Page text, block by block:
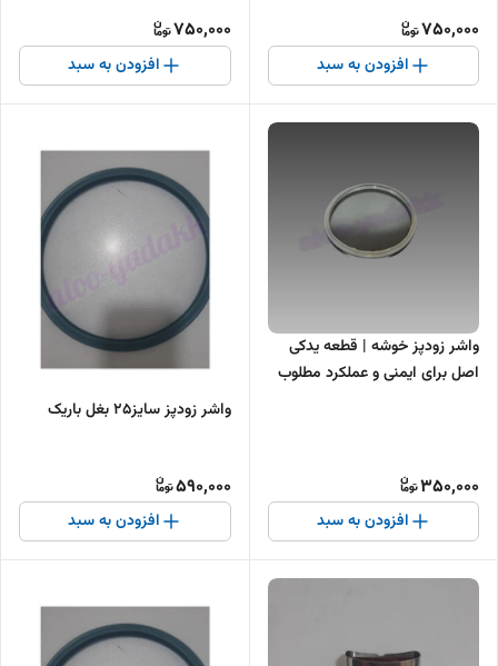
750,000
افزودن به سبد
750,000
افزودن به سبد
واشر زودپز خوشه | قطعه یدکی
اصل برای ایمنی و عملکرد مطلوب
350,000
افزودن به سبد
واشر زودپز سایز۲۵ بغل باریک
590,000
افزودن به سبد